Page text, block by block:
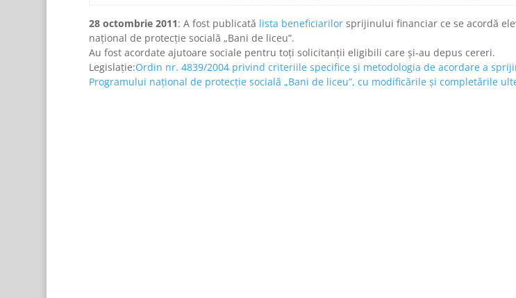
28 octombrie 2011: A fost publicată lista beneficiarilorsprijinului financiar ce se acordă
naţional de protecţie socială „Bani de liceu”.
Au fost acordate ajutoare sociale pentru toţi solicitanţii eligibili care şi-au depus cereri.
Legislație:Ordin nr. 4839/2004 privind criteriile specifice şi metodologia de acordare a
Programului naţional de protecţie socială „Bani de liceu”, cu modificările şi completările